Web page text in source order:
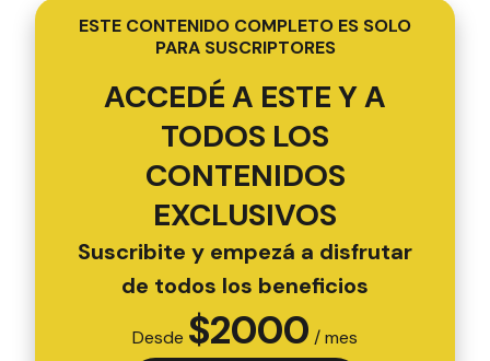
ESTE CONTENIDO COMPLETO ES SOLO
PARA SUSCRIPTORES
ACCEDÉ A ESTE Y A
TODOS LOS
CONTENIDOS
EXCLUSIVOS
Suscribite y empezá a disfrutar
de todos los beneficios
Desde $2000 / mes